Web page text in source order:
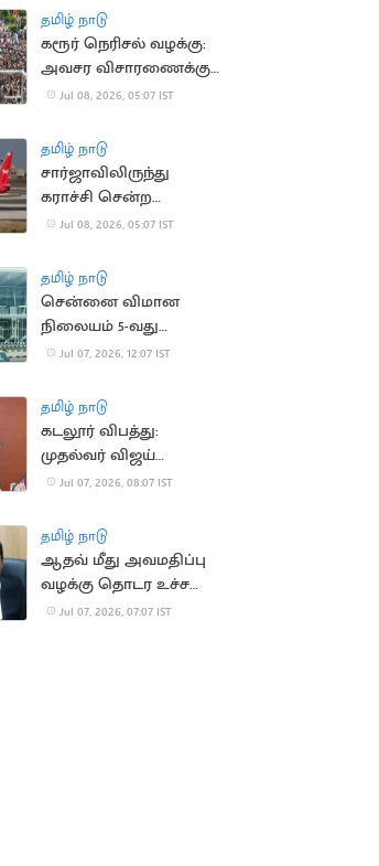
தமிழ் நாடு
கரூர் நெரிசல் வழக்கு:
அவசர விசாரணைக்கு
மதுரை கிளை மறுப்பு
Jul 08, 2026, 05:07 IST
தமிழ் நாடு
சார்ஜாவிலிருந்து
கராச்சி சென்ற
விமானம் 5 பேருடன்
Jul 08, 2026, 05:07 IST
தமிழ் நாடு
சென்னை விமான
நிலையம் 5-வது
இடத்தையும் இழக்கும்
Jul 07, 2026, 12:07 IST
தமிழ் நாடு
கடலூர் விபத்து:
முதல்வர் விஜய்
ஆறுதல், நிதியுதவி
Jul 07, 2026, 08:07 IST
தமிழ் நாடு
ஆதவ் மீது அவமதிப்பு
வழக்கு தொடர உச்ச
நீதிமன்றம் அனுமதி
Jul 07, 2026, 07:07 IST